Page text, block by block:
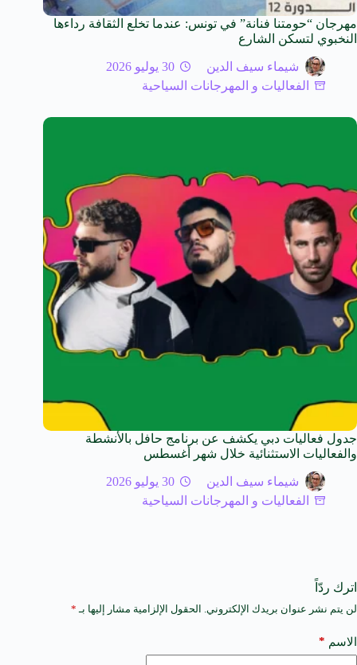
مهرجان “حومتنا فنانة” في تونس: عندما تخلع الثقافة رداءها
النخبوي لتسكن الشارع
شيماء سيف الدين
30 يوليو 2026
الفعاليات و المهرجانات السياحية
جدول فعاليات دبي يكشف عن برنامج حافل بالأنشطة
والفعاليات الاستثنائية خلال شهر أغسطس
شيماء سيف الدين
30 يوليو 2026
الفعاليات و المهرجانات السياحية
اترك ردّاً
لن يتم نشر عنوان بريدك الإلكتروني. الحقول الإلزامية مشار إليها بـ *
الاسم *
A
t
e